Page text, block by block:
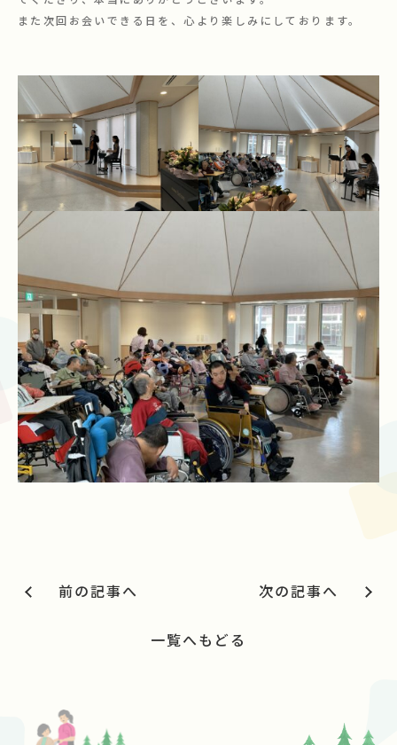
また次回お会いできる日を、心より楽しみにしております。
前の記事へ
一覧へもどる
次の記事へ